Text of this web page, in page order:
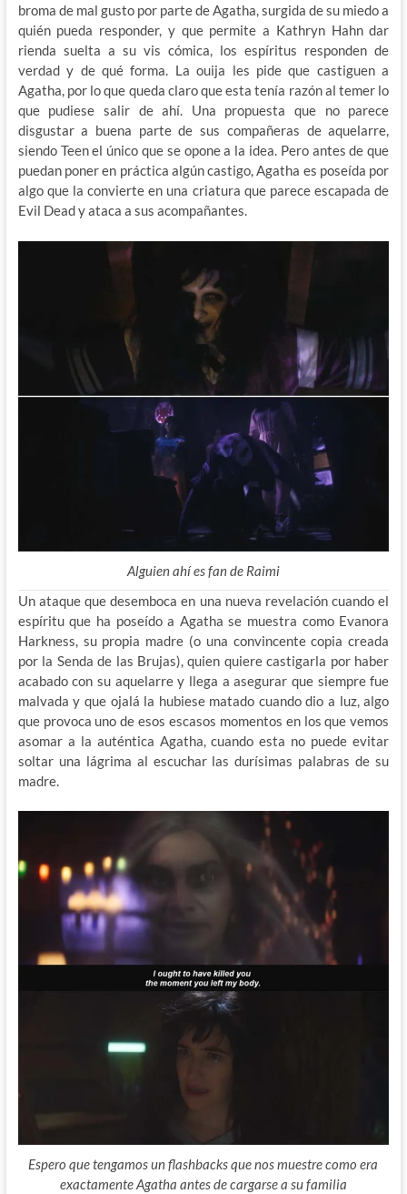
broma de mal gusto por parte de Agatha, surgida de su miedo a
quién pueda responder, y que permite a Kathryn Hahn dar
rienda suelta a su vis cómica, los espíritus responden de
verdad y de qué forma. La ouija les pide que castiguen a
Agatha, por lo que queda claro que esta tenía razón al temer lo
que pudiese salir de ahí. Una propuesta que no parece
disgustar a buena parte de sus compañeras de aquelarre,
siendo Teen el único que se opone a la idea. Pero antes de que
puedan poner en práctica algún castigo, Agatha es poseída por
algo que la convierte en una criatura que parece escapada de
Evil Dead y ataca a sus acompañantes.
Alguien ahí es fan de Raimi
Un ataque que desemboca en una nueva revelación cuando el
espíritu que ha poseído a Agatha se muestra como Evanora
Harkness, su propia madre (o una convincente copia creada
por la Senda de las Brujas), quien quiere castigarla por haber
acabado con su aquelarre y llega a asegurar que siempre fue
malvada y que ojalá la hubiese matado cuando dio a luz, algo
que provoca uno de esos escasos momentos en los que vemos
asomar a la auténtica Agatha, cuando esta no puede evitar
soltar una lágrima al escuchar las durísimas palabras de su
madre.
Espero que tengamos un flashbacks que nos muestre como era
exactamente Agatha antes de cargarse a su familia